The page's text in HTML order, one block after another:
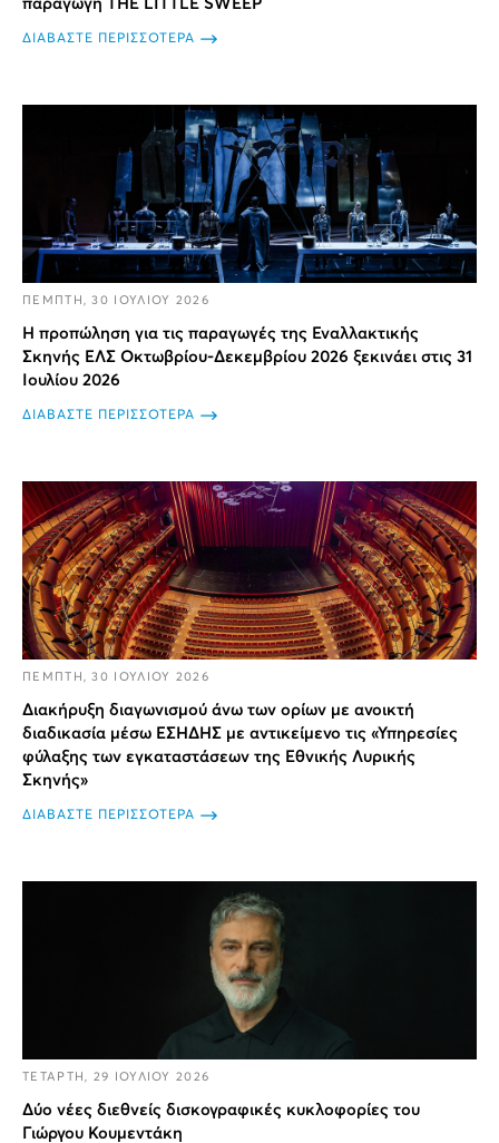
παραγωγή THE LITTLE SWEEP
ΔΙΑΒΑΣΤΕ ΠΕΡΙΣΣΟΤΕΡΑ
ΠΕΜΠΤΗ, 30 ΙΟΥΛΙΟΥ 2026
Η προπώληση για τις παραγωγές της Εναλλακτικής
Σκηνής ΕΛΣ Οκτωβρίου-Δεκεμβρίου 2026 ξεκινάει στις 31
Ιουλίου 2026
ΔΙΑΒΑΣΤΕ ΠΕΡΙΣΣΟΤΕΡΑ
ΠΕΜΠΤΗ, 30 ΙΟΥΛΙΟΥ 2026
Διακήρυξη διαγωνισμού άνω των ορίων με ανοικτή
διαδικασία μέσω ΕΣΗΔΗΣ με αντικείμενο τις «Υπηρεσίες
φύλαξης των εγκαταστάσεων της Εθνικής Λυρικής
Σκηνής»
ΔΙΑΒΑΣΤΕ ΠΕΡΙΣΣΟΤΕΡΑ
ΤΕΤΑΡΤΗ, 29 ΙΟΥΛΙΟΥ 2026
Δύο νέες διεθνείς δισκογραφικές κυκλοφορίες του
Γιώργου Κουμεντάκη